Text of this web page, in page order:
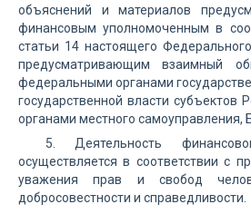
объяснений и материалов
финансовым уполномоченным в
статьи 14 настоящего
предусматривающим взаимный
федеральными органами
государственной власти субъектов
органами местного самоуправления,
5. Деятельность
осуществляется в соответствии с
уважения прав и свобод
добросовестности и справедливости.